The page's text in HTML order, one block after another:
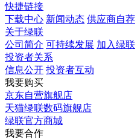
快捷链接
下载中心 新闻动态 供应商自荐
关于绿联
公司简介 可持续发展 加入绿联
投资者关系
信息公开 投资者互动
我要购买
京东自营旗舰店
天猫绿联数码旗舰店
绿联官方商城
我要合作